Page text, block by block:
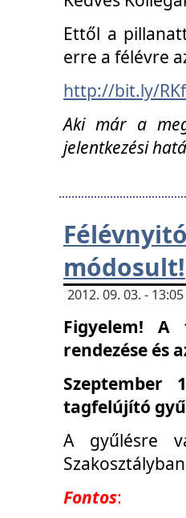
Ettől a
erre a félévre
http://bit.ly/
Aki már a
jelentkezési
módosult!
2012. 09. 03. -
Figyelem! A
rendezése és
Szeptember
tagfelújító
A gyűlésre
Fontos: